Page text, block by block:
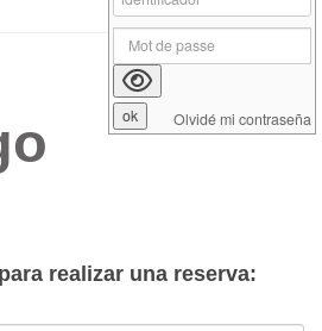
realizar una reserva:
Olvidé mi contraseña